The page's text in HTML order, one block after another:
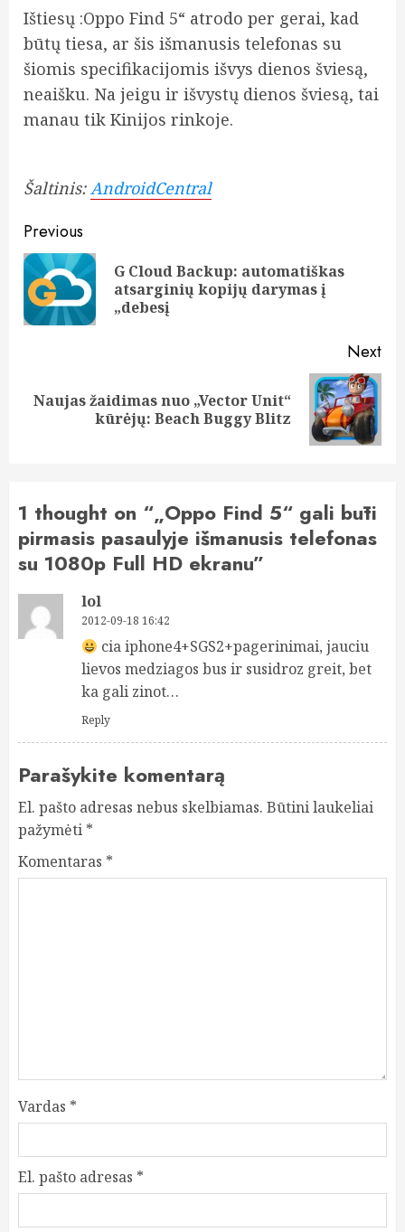
Ištiesų :Oppo Find 5“ atrodo per gerai, kad
būtų tiesa, ar šis išmanusis telefonas su
šiomis specifikacijomis išvys dienos šviesą,
neaišku. Na jeigu ir išvystų dienos šviesą, tai
manau tik Kinijos rinkoje.
Šaltinis:AndroidCentral
Post
navigation
Previous
G Cloud Backup: automatiškas
atsarginių kopijų darymas į
„debesį
Next
Next
Naujas žaidimas nuo „Vector Unit“
kūrėjų: Beach Buggy Blitz
1 thought on “„Oppo Find 5“ gali būti
pirmasis pasaulyje išmanusis telefonas
su 1080p Full HD ekranu”
lol
2012-09-18 16:42
cia iphone4+SGS2+pagerinimai, jauciu
lievos medziagos bus ir susidroz greit, bet
ka gali zinot…
Reply
Parašykite komentarą
El. pašto adresas nebus skelbiamas. Būtini laukeliai
pažymėti *
Komentaras *
Vardas *
El. pašto adresas *